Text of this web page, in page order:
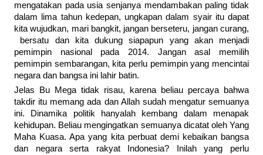
mengatakan pada usia senjanya mendambakan paling tidak
dalam lima tahun kedepan, ungkapan dalam syair itu dapat
kita wujudkan, mari bangkit, jangan berseteru, jangan curang,
bersatu dan kita dukung siapapun yang akan menjadi
pemimpin nasional pada 2014. Jangan asal memilih
pemimpin sembarangan, kita perlu pemimpin yang mencintai
negara dan bangsa ini lahir batin.
Jelas Bu Mega tidak risau, karena beliau percaya bahwa
takdir itu memang ada dan Allah sudah mengatur semuanya
ini. Dinamika politik hanyalah kembang dalam menapak
kehidupan. Beliau mengingatkan semuanya dicatat oleh Yang
Maha Kuasa. Apa yang kita perbuat demi kebaikan bangsa
dan negara serta rakyat Indonesia? Inilah yang perlu